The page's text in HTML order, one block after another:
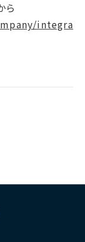
ら
integra